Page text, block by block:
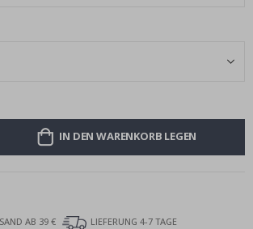
IN DEN WARENKORB LEGEN
AB 39 €
LIEFERUNG 4-7 TAGE